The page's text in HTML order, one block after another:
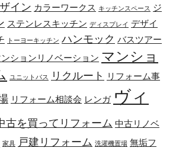
イン カラーワークス キッチンスペース ジ
ステンレスキッチン ディスプレイ デザイ
トーヨーキッチン ハンモック バスツアー
ンションリノベーション マンショ
ユニットバス リクルート リフォーム事
リフォーム相談会 レンガ ヴィ
古を買ってリフォーム 中古リノベ
家具 戸建リフォーム 洗濯機置場 無垢フ